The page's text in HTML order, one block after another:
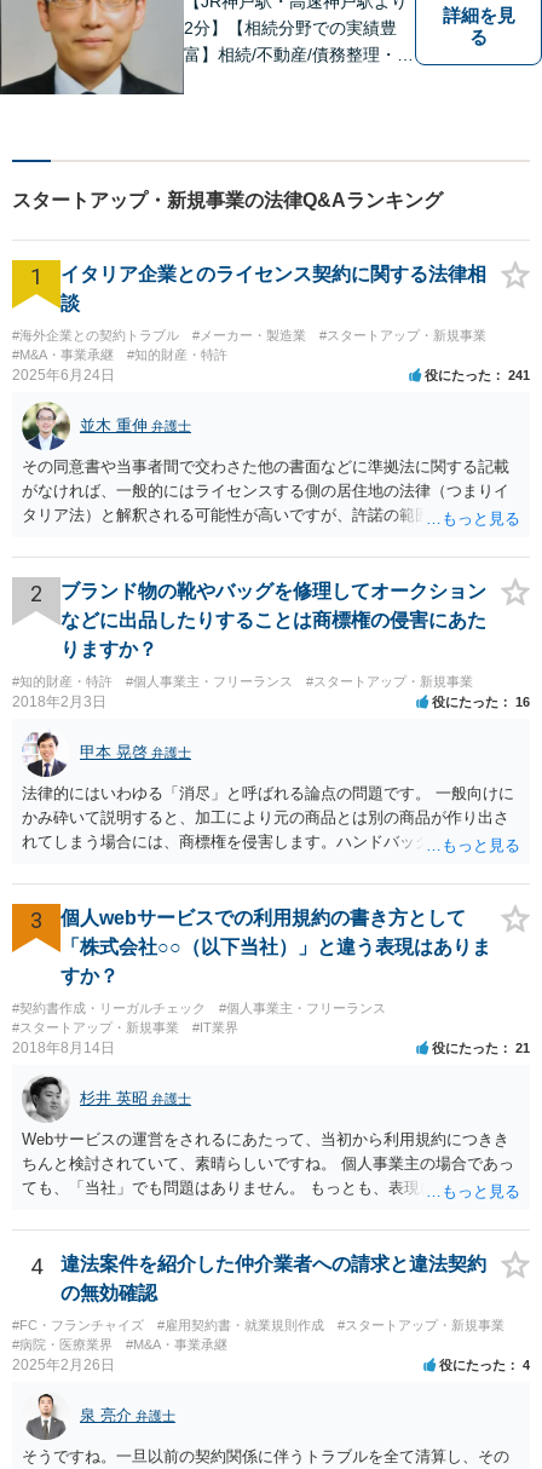
2分】【相続分野での実績豊
富】相続/不動産/債務整理・破
な説明を行うことを心がけて
おります。
詳細を見
る
スタートアップ・新規事業の法律Q&Aランキング
1
イタリア企業とのライセンス契約に関する法律相
談
#海外企業との契約トラブル #メーカー・製造業
#スタートアップ・新規事業
#M&A・事業承継
#知的財産・特許
2025年6月24日 役にたった 241
並木 重伸 弁護士
その同意書や当事者間で交わさた他の書面などに準拠法に関する記載
がなければ、一般的にはライセンスする側の居住地の法律（つまりイ
タリア法）と解釈される可能性が高いですが、許諾の範囲が日本国内
あります。 なお、仮に日本法になるとしても、新しい会社との間で契
約が有効かどうかは、ライセンスされた権利の種類（著作権、商標
権、特許権など）や契約の時期などを見て判断する必要があります。
いずれにせよ具体的事情が分からないと確定的な回答は難しいと思わ
れますので、弁護士に直接相談されることをお勧めします。
2
ブランド物の靴やバッグを修理してオークション
などに出品したりすることは商標権の侵害にあた
りますか？
#知的財産・特許 #個人事業主・フリーランス #スタートアップ・新規事業
2018年2月3日 役にたった 16
甲本 晃啓 弁護士
法律的にはいわゆる「消尽」と呼ばれる論点の問題です。 一般向けに
かみ砕いて説明すると、加工により元の商品とは別の商品が作り出さ
れてしまう場合には、商標権を侵害します。ハンドバッグをポーチに
ための加工（一般にいう修理）は、商標権を侵害しません。 商標権者
は、その商品を売ったときに対価を回収しているので、商標権は用い
尽くされている（用尽、消尽といいます。）と解釈されます。他方
で、商標権者の預かり知らないところで、販売した商品から別の商品
（コピー品やリメイク品）が作りだされてしまうと、その商品が仮に
酷い品質であれば、商標権者のブランドイメージが傷ついてしまいま
すし、その証商標権者にクレームが来てしまいますので、商標権を侵
害します。その商品が流通すれば商標権（ロゴマーク等）に対する一
般消費者の信頼も害することになります。また、本来商標権者に入る
べき利益が入らないことになります。 修理だけではそのような問題は
生じません。
3
個人webサービスでの利用規約の書き方として
「株式会社○○（以下当社）」と違う表現はありま
すか？
#契約書作成・リーガルチェック
#個人事業主・フリーランス
#スタートアップ・新規事業
#IT業界
2018年8月14日 役にたった 21
杉井 英昭 弁護士
Webサービスの運営をされるにあたって、当初から利用規約につきき
ちんと検討されていて、素晴らしいですね。 個人事業主の場合であっ
ても、「当社」でも問題はありません。 もっとも、表現に違和感があ
さんが「ABCウェブサービス」の屋号で事業を運営する際には、「当
社」の代わりに「ABCウェブサービス」とか「ABCWS」を使う等で
4
違法案件を紹介した仲介業者への請求と違法契約
の無効確認
#FC・フランチャイズ #雇用契約書・就業規則作成
#スタートアップ・新規事業
#病院・医療業界
#M&A・事業承継
2025年2月26日 役にたった 4
泉 亮介 弁護士
そうですね。一旦以前の契約関係に伴うトラブルを全て清算し、その